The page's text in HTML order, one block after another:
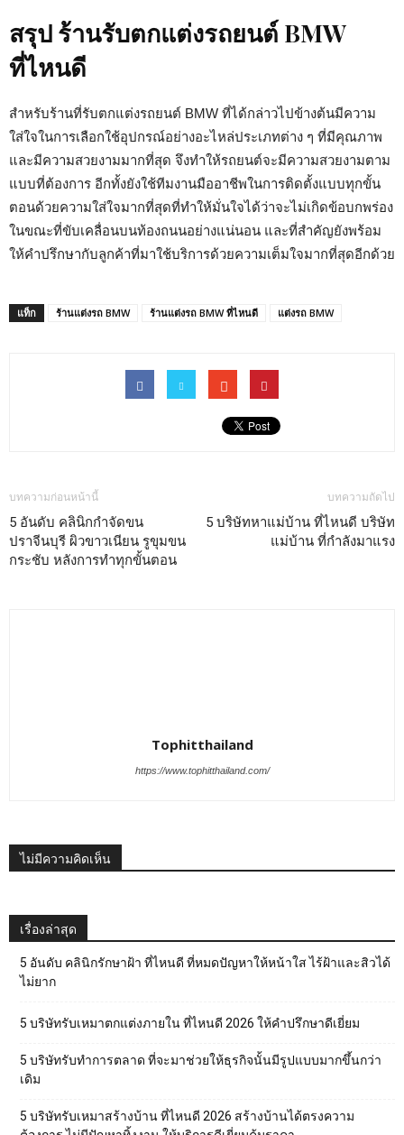
สรุป ร้านรับตกแต่งรถยนต์ BMW
ที่ไหนดี
สำหรับร้านที่รับตกแต่งรถยนต์ BMW ที่ได้กล่าวไปข้างต้นมีความ
ใส่ใจในการเลือกใช้อุปกรณ์อย่างอะไหล่ประเภทต่าง ๆ ที่มีคุณภาพ
และมีความสวยงามมากที่สุด จึงทำให้รถยนต์จะมีความสวยงามตาม
แบบที่ต้องการ อีกทั้งยังใช้ทีมงานมืออาชีพในการติดตั้งแบบทุกขั้น
ตอนด้วยความใส่ใจมากที่สุดที่ทำให้มั่นใจได้ว่าจะไม่เกิดข้อบกพร่อง
ในขณะที่ขับเคลื่อนบนท้องถนนอย่างแน่นอน และที่สำคัญยังพร้อม
ให้คำปรึกษากับลูกค้าที่มาใช้บริการด้วยความเต็มใจมากที่สุดอีกด้วย
แท็ก ร้านแต่งรถ BMW ร้านแต่งรถ BMW ที่ไหนดี แต่งรถ BMW
บทความก่อนหน้านี้
5 อันดับ คลินิกกำจัดขน
ปราจีนบุรี ผิวขาวเนียน รูขุมขน
กระชับ หลังการทำทุกขั้นตอน
บทความถัดไป
5 บริษัทหาแม่บ้าน ที่ไหนดี บริษัท
แม่บ้าน ที่กำลังมาแรง
Tophitthailand
https://www.tophitthailand.com/
ไม่มีความคิดเห็น
เรื่องล่าสุด
5 อันดับ คลินิกรักษาฝ้า ที่ไหนดี ที่หมดปัญหาให้หน้าใส ไร้ฝ้าและสิวได้
ไม่ยาก
5 บริษัทรับเหมาตกแต่งภายใน ที่ไหนดี 2026 ให้คำปรึกษาดีเยี่ยม
5 บริษัทรับทำการตลาด ที่จะมาช่วยให้ธุรกิจนั้นมีรูปแบบมากขึ้นกว่า
เดิม
5 บริษัทรับเหมาสร้างบ้าน ที่ไหนดี 2026 สร้างบ้านได้ตรงความ